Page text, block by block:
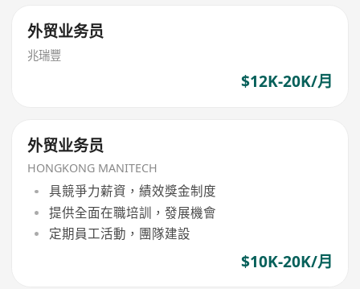
外贸业务员
兆瑞豐
$12K-20K/月
外贸业务员
HONGKONG MANITECH
具競爭力薪資，績效獎金制度
提供全面在職培訓，發展機會
定期員工活動，團隊建設
$10K-20K/月